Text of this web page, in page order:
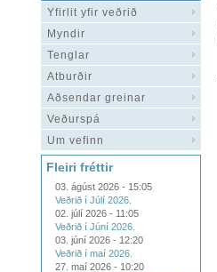
Yfirlit yfir veðrið
Myndir
Tenglar
Atburðir
Aðsendar greinar
Veðurspá
Um vefinn
Fleiri fréttir
03. ágúst 2026 - 15:05
Veðrið í Júlí 2026.
02. júlí 2026 - 11:05
Veðrið í Júní 2026.
03. júní 2026 - 12:20
Veðrið í maí 2026.
27. maí 2026 - 10:20